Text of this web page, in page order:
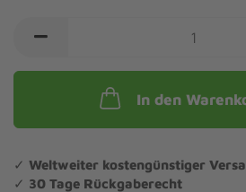
In den
✓ Weltweiter kostengünstiger
✓ 30 Tage Rückgaberecht